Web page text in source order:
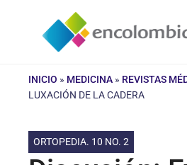
contenido
INICIO » MEDICINA » REVISTAS
LUXACIÓN DE LA CADERA
ORTOPEDIA. 10 NO. 2